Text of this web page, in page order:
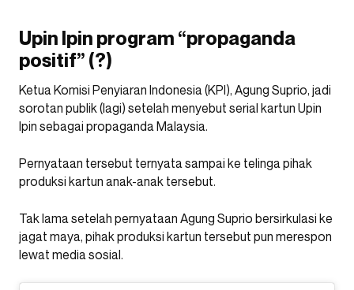
Upin Ipin program “propaganda
positif” (?)
Ketua Komisi Penyiaran Indonesia (KPI), Agung Suprio, jadi
sorotan publik (lagi) setelah menyebut serial kartun Upin
Ipin sebagai propaganda Malaysia.
Pernyataan tersebut ternyata sampai ke telinga pihak
produksi kartun anak-anak tersebut.
Tak lama setelah pernyataan Agung Suprio bersirkulasi ke
jagat maya, pihak produksi kartun tersebut pun merespon
lewat media sosial.